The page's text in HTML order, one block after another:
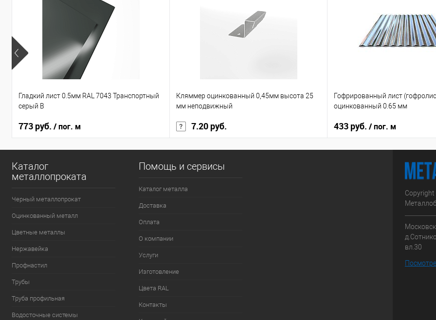
Гладкий лист 0.5мм RAL 7043 Транспортный
серый B
773 руб. / пог. м
Кляммер оцинкованный 0,45мм высота 25
мм неподвижный
7.20 руб.
Гофрированный лист
оцинкованный 0.65 мм
433 руб. / пог. м
Каталог
металлопроката
Черный металлопрокат
Оцинкованный металл
Цветные металлы
Нержавейка
Профнастил
Трубы
Труба профильная
Водосточные системы
Помощь и сервисы
Каталог металла
Доставка
Оплата
О компании
Услуги
Изготовление
Цвета RAL
Контакты
вл.30